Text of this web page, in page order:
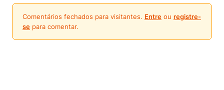
Comentários fechados para visitantes. Entre ou registre-
se para comentar.